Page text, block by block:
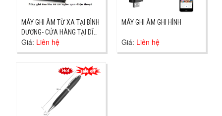
MÁY GHI ÂM TỪ XA TẠI BÌNH
DƯƠNG- CỬA HÀNG TẠI DĨ
AN-GIAO TẬN NƠI
Giá: Liên hệ
MÁY GHI ÂM GHI HÌNH
Giá: Liên hệ